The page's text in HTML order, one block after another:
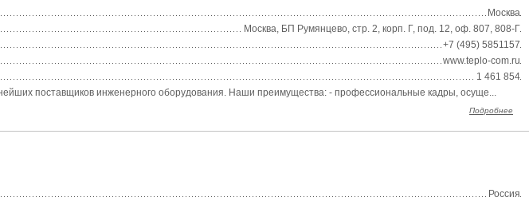
Москва
Москва, БП Румянцево, стр. 2, корп. Г, под. 12, оф. 807, 808-Г
+7 (495) 5851157
www.teplo-com.ru
1 461 854
поставщиков инженерного оборудования. Наши преимущества: - профессиональные кадры, осуще...
Подробнее
Россия